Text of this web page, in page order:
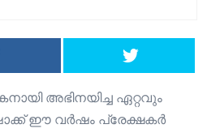
അഭിനയിച്ച ഏറ്റവും
ഈ വർഷം പ്രേക്ഷകർ